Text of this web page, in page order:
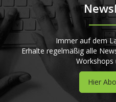
Immer auf dem
Erhalte regelmäßig alle
Workshops
Hier